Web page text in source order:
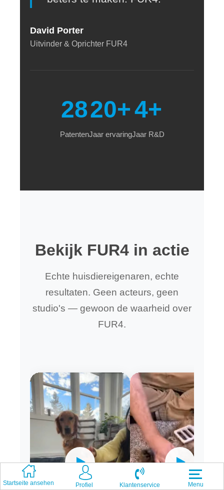
Startseite ansehen Profiel Klantenservice Menu
David Porter
Uitvinder & Oprichter FUR4
28
Patenten
20+
Jaar ervaring
4+
Jaar R&D
Bekijk FUR4 in actie
Echte huisdiereigenaren, echte
resultaten. Geen acteurs, geen
studio's — gewoon de waarheid over
FUR4.